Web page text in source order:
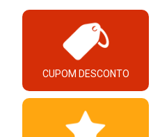
CUPOM DESCONTO